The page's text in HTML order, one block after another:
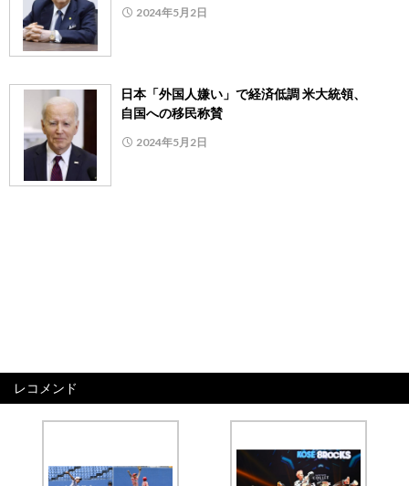
2024年5月2日
日本「外国人嫌い」で経済低調 米大統領、
自国への移民称賛
2024年5月2日
レコメンド